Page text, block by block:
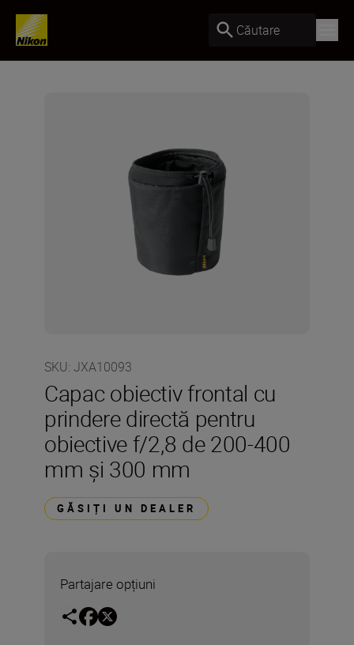
Căutare
SKU: JXA10093
Capac obiectiv frontal cu
prindere directă pentru
obiective f/2,8 de 200-400
mm și 300 mm
GĂSIȚI UN DEALER
Partajare opțiuni